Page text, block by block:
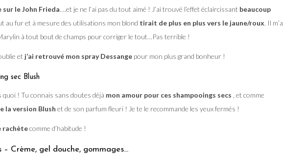
le John Frieda….et je ne l’ai pas du tout aimé ! J’ai trouvé l’effet éclaircissant beaucoup
au fur et à mesure des utilisations mon blond tirait de plus en plus vers le jaune/roux. Il m’a
à tout bout de champs pour corriger le tout…Pas terrible !
et j’ai retrouvé mon spray Dessange pour mon plus grand bonheur !
sec Blush
! Tu connais sans doutes déjà mon amour pour ces shampooings secs , et comme
la version Blush et de son parfum fleuri ! Je te le recommande les yeux fermés !
rachètecomme d’habitude !
– Crème, gel douche, gommages…